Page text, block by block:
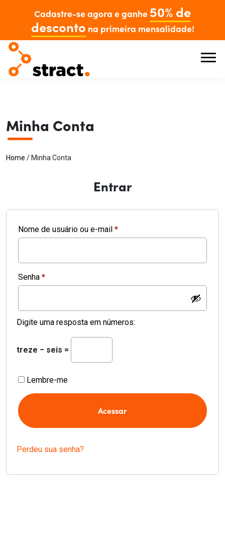
Cadastre-se agora e ganhe 50% de
desconto na primeira mensalidade!
Minha Conta
Home / Minha Conta
Entrar
Nome de usuário ou e-mail *Obrigatório
Senha *Obrigatório
Digite uma resposta em números:
treze − seis =
Lembre-me
Acessar
Perdeu sua senha?